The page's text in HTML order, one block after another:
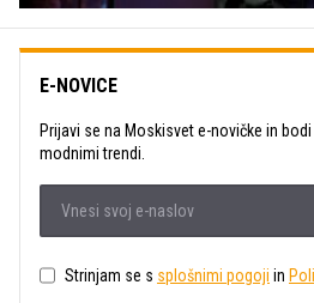
E-NOVICE
Prijavi se na Moskisvet e-novičke in
modnimi trendi.
Strinjam se s splošnimi pogoji in